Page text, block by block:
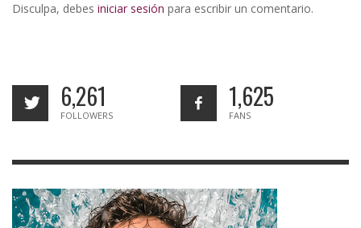
Disculpa, debes iniciar sesión para escribir un comentario.
6,261
FOLLOWERS
1,625
FANS